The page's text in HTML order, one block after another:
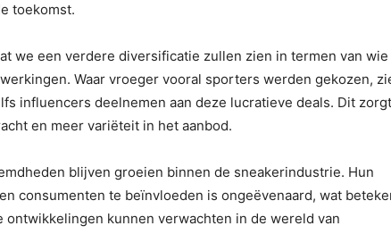
toekomst.
we een verdere diversificatie zullen zien in termen van
Waar vroeger vooral sporters werden gekozen,
influencers deelnemen aan deze lucratieve deals. Dit zorgt
en meer variëteit in het aanbod.
blijven groeien binnen de sneakerindustrie. Hun
consumenten te beïnvloeden is ongeëvenaard, wat
ontwikkelingen kunnen verwachten in de wereld van